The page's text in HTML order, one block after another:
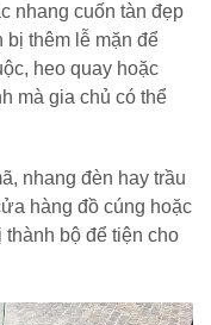
nhang cuốn tàn đẹp
bị thêm lễ mặn để
heo quay hoặc
mà gia chủ có thể
nhang đèn hay trầu
hàng đồ cúng hoặc
bộ để tiện cho